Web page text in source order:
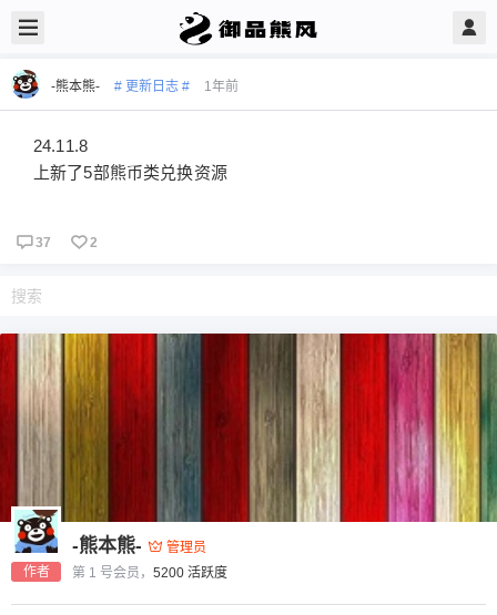
-熊本熊- # 更新日志 # 1年前
24.11.8
上新了5部熊币类兑换资源
37 2
作者
-熊本熊-
管理员
第 1 号会员， 5200 活跃度